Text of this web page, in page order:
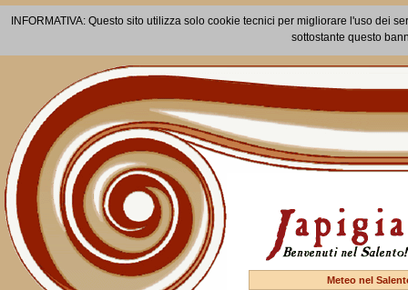
INFORMATIVA: Questo sito utilizza solo cookie tecnici per migliorare l'uso dei
sottostante questo
Meteo nel